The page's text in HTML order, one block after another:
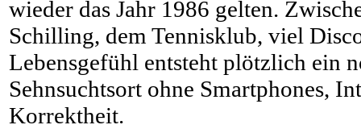
wieder das Jahr 1986 gelten.
Schilling, dem Tennisklub, viel
Lebensgefühl entsteht plötzlich ein
Sehnsuchtsort ohne Smartphones,
Korrektheit.